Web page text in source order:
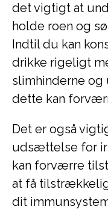
det vigtigt at
holde roen og
Indtil du kan
drikke rigeligt
slimhinderne og
dette kan
Det er også
udsættelse for
kan forværre
at få
dit